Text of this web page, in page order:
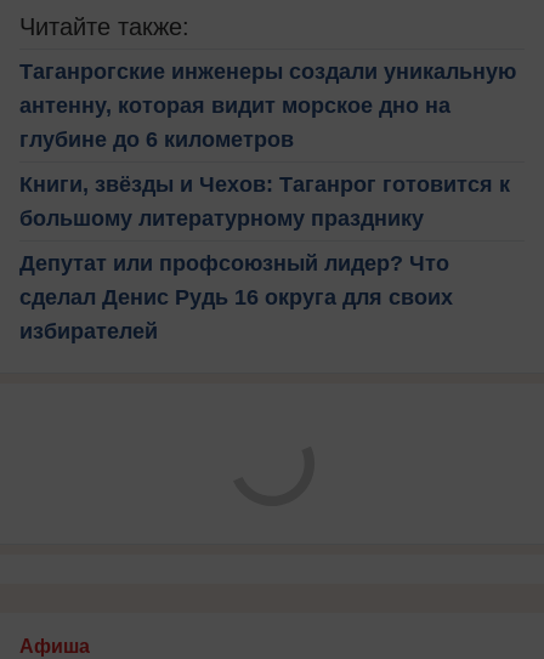
Читайте также:
Таганрогские инженеры создали уникальную
антенну, которая видит морское дно на
глубине до 6 километров
Книги, звёзды и Чехов: Таганрог готовится к
большому литературному празднику
Депутат или профсоюзный лидер? Что
сделал Денис Рудь 16 округа для своих
избирателей
Афиша